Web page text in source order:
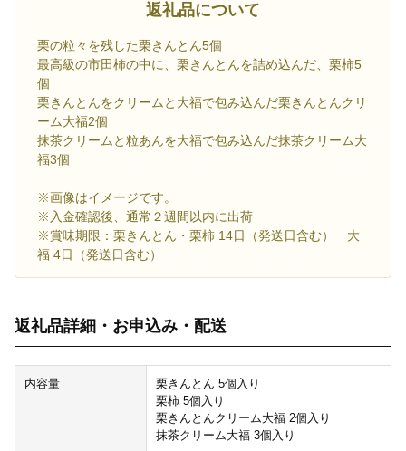
返礼品について
栗の粒々を残した栗きんとん5個
最高級の市田柿の中に、栗きんとんを詰め込んだ、栗柿5
個
栗きんとんをクリームと大福で包み込んだ栗きんとんクリ
ーム大福2個
抹茶クリームと粒あんを大福で包み込んだ抹茶クリーム大
福3個
※画像はイメージです。
※入金確認後、通常２週間以内に出荷
※賞味期限：栗きんとん・栗柿 14日（発送日含む） 大
福 4日（発送日含む）
返礼品詳細・お申込み・配送
内容量
栗きんとん 5個入り
栗柿 5個入り
栗きんとんクリーム大福 2個入り
抹茶クリーム大福 3個入り